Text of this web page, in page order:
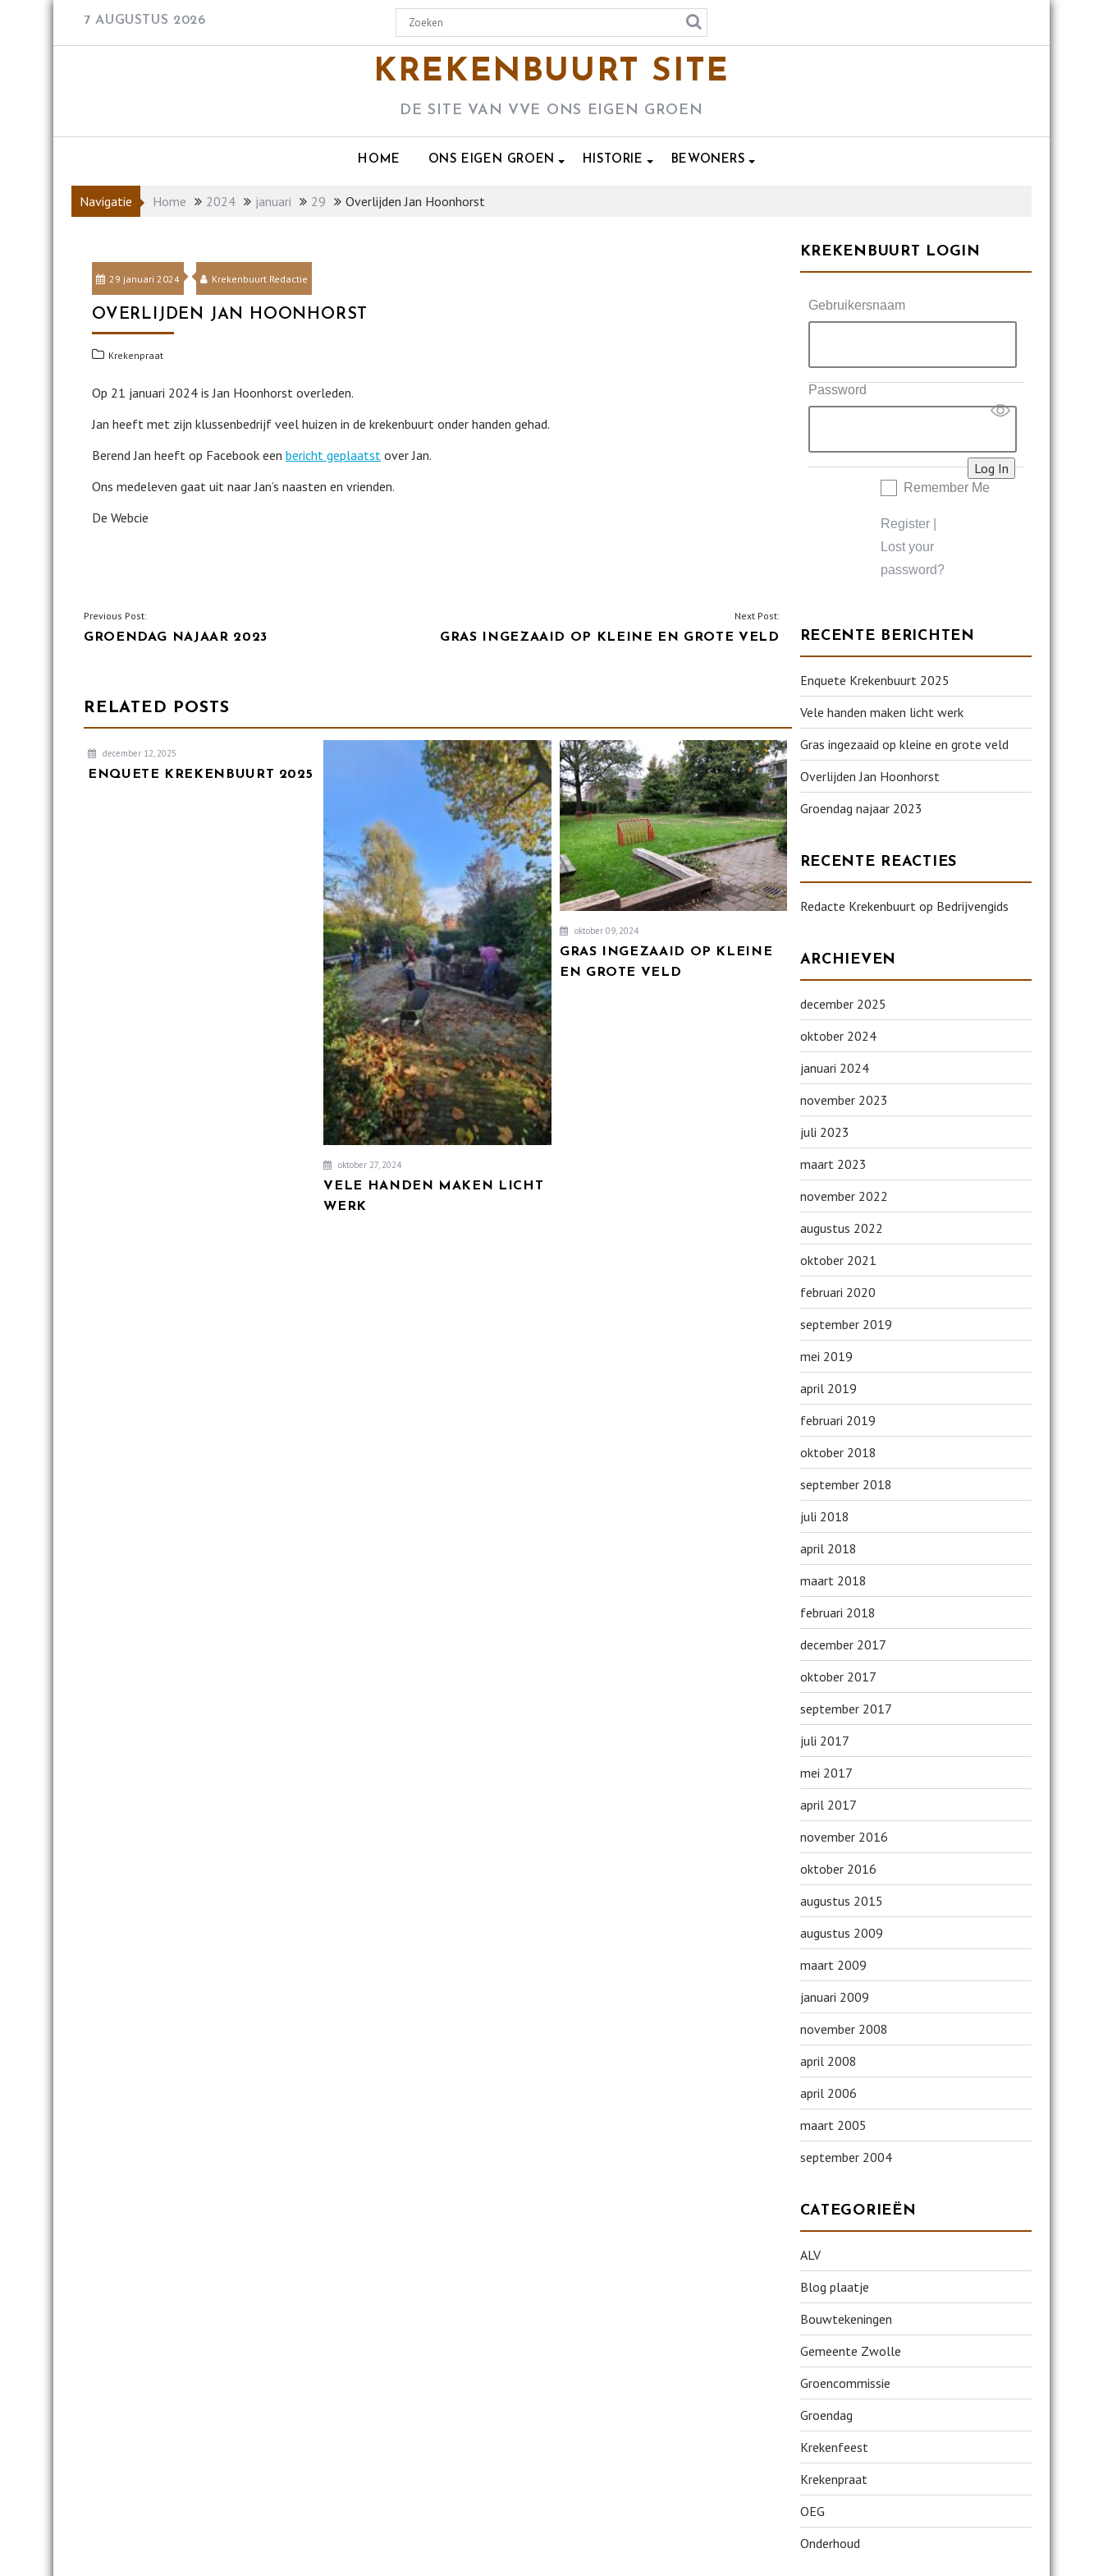
7 AUGUSTUS 2026
KREKENBUURT SITE
DE SITE VAN VVE ONS EIGEN GROEN
HOME ONS EIGEN GROEN HISTORIE BEWONERS
Navigatie Home 2024 januari 29 Overlijden Jan Hoonhorst
29 januari 2024 Krekenbuurt Redactie
OVERLIJDEN JAN HOONHORST
Krekenpraat
Op 21 januari 2024 is Jan Hoonhorst overleden.
Jan heeft met zijn klussenbedrijf veel huizen in de krekenbuurt onder handen gehad.
Berend Jan heeft op Facebook een bericht geplaatst over Jan.
Ons medeleven gaat uit naar Jan’s naasten en vrienden.
De Webcie
BERICHT
NAVIGATIE
Previous Post:
GROENDAG NAJAAR 2023
Next Post:
GRAS INGEZAAID OP KLEINE EN GROTE VELD
RELATED POSTS
december 12, 2025
ENQUETE KREKENBUURT 2025
oktober 27, 2024
VELE HANDEN MAKEN LICHT
WERK
oktober 09, 2024
GRAS INGEZAAID OP KLEINE
EN GROTE VELD
KREKENBUURT LOGIN
Gebruikersnaam
Password
Remember Me
Register
Lost your
password?
RECENTE BERICHTEN
Enquete Krekenbuurt 2025
Vele handen maken licht werk
Gras ingezaaid op kleine en grote veld
Overlijden Jan Hoonhorst
Groendag najaar 2023
RECENTE REACTIES
Redacte Krekenbuurtop Bedrijvengids
ARCHIEVEN
december 2025
oktober 2024
januari 2024
november 2023
juli 2023
maart 2023
november 2022
augustus 2022
oktober 2021
februari 2020
september 2019
mei 2019
april 2019
februari 2019
oktober 2018
september 2018
juli 2018
april 2018
maart 2018
februari 2018
december 2017
oktober 2017
september 2017
juli 2017
mei 2017
april 2017
november 2016
oktober 2016
augustus 2015
augustus 2009
maart 2009
januari 2009
november 2008
april 2008
april 2006
maart 2005
september 2004
CATEGORIEËN
ALV
Blog plaatje
Bouwtekeningen
Gemeente Zwolle
Groencommissie
Groendag
Krekenfeest
Krekenpraat
OEG
Onderhoud